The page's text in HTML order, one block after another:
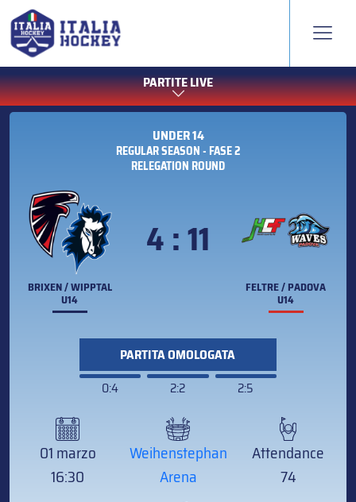
PARTITE LIVE
UNDER 14
REGULAR SEASON - FASE 2
RELEGATION ROUND
BRIXEN / WIPPTAL
U14
4 : 11
FELTRE / PADOVA
U14
PARTITA OMOLOGATA
0:4
2:2 2:5
01 marzo
16:30
Weihenstephan
Arena
Attendance
74